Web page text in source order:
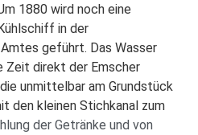
1880 wird noch eine
in der
geführt. Das Wasser
Zeit direkt der Emscher
unmittelbar am Grundstück
den kleinen Stichkanal zum
der Getränke und von